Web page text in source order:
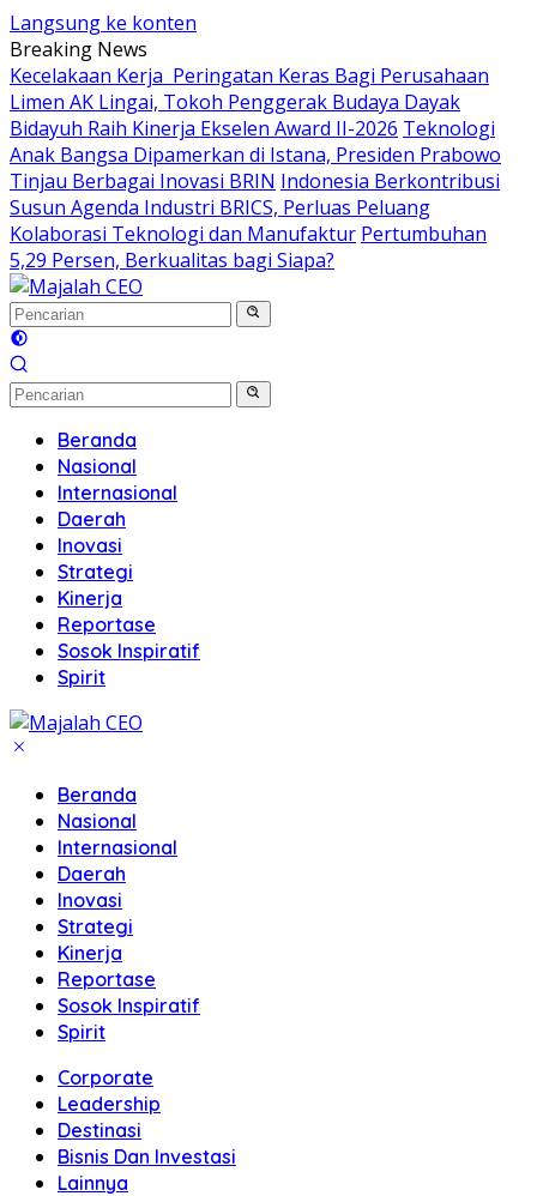
Langsung ke konten
Breaking News
Kecelakaan Kerja Peringatan Keras Bagi Perusahaan
Limen AK Lingai, Tokoh Penggerak Budaya Dayak
Bidayuh Raih Kinerja Ekselen Award II-2026 Teknologi
Anak Bangsa Dipamerkan di Istana, Presiden Prabowo
Tinjau Berbagai Inovasi BRIN Indonesia Berkontribusi
Susun Agenda Industri BRICS, Perluas Peluang
Kolaborasi Teknologi dan Manufaktur Pertumbuhan
5,29 Persen, Berkualitas bagi Siapa?
Beranda
Nasional
Internasional
Daerah
Inovasi
Strategi
Kinerja
Reportase
Sosok Inspiratif
Spirit
Beranda
Nasional
Internasional
Daerah
Inovasi
Strategi
Kinerja
Reportase
Sosok Inspiratif
Spirit
Corporate
Leadership
Destinasi
Bisnis Dan Investasi
Lainnya